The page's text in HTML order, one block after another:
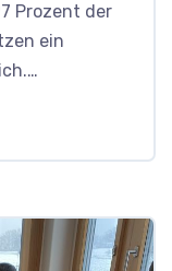
Prozent der
ein